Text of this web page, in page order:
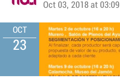
Oct 03, 2018 at 03:09
OCT
23